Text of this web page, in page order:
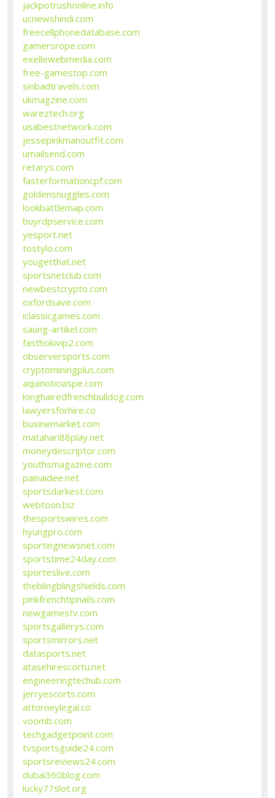
jackpotrushonline.info
ucnewshindi.com
freecellphonedatabase.com
gamersrope.com
exellewebmedia.com
free-gamestop.com
sinbadtravels.com
ukmagzine.com
wareztech.org
usabestnetwork.com
jessepinkmanoutfit.com
umailsend.com
retarys.com
fasterformationcpf.com
goldensnuggles.com
lookbattlemap.com
buyrdpservice.com
yesport.net
tostylo.com
yougetthat.net
sportsnetclub.com
newbestcrypto.com
oxfordsave.com
iclassicgames.com
saung-artikel.com
fasthokivip2.com
observersports.com
cryptominingplus.com
aquinoticiaspe.com
longhairedfrenchbulldog.com
lawyersforhire.co
businemarket.com
matahari88play.net
moneydescriptor.com
youthsmagazine.com
painaidee.net
sportsdarkest.com
webtoon.biz
thesportswires.com
hyungpro.com
sportingnewsnet.com
sportstime24day.com
sporteslive.com
theblingblingshields.com
pinkfrenchtipnails.com
newgamestv.com
sportsgallerys.com
sportsmirrors.net
datasports.net
atasehirescortu.net
engineeringtechub.com
jerryescorts.com
attorneylegal.co
voomb.com
techgadgetpoint.com
tvsportsguide24.com
sportsreviews24.com
dubai360blog.com
lucky77slot.org